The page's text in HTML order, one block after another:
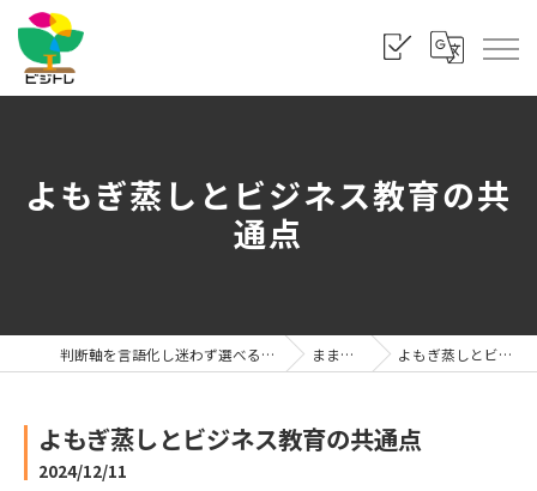
よもぎ蒸しとビジネス教育の共
通点
判断軸を言語化し迷わず選べる状態をつくる「株式会社ビジトレ」 まま利楽ブログ よもぎ蒸しとビジネス教育の共通点
よもぎ蒸しとビジネス教育の共通点
2024/12/11